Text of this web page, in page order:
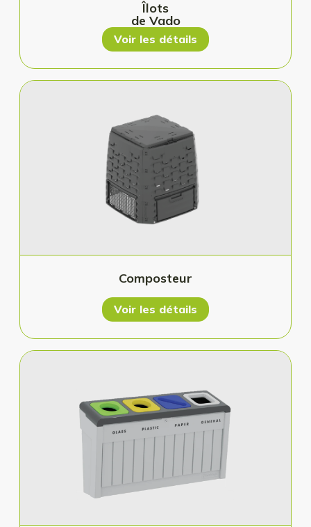
Îlots
de Vado
Voir les détails
Composteur
Voir les détails